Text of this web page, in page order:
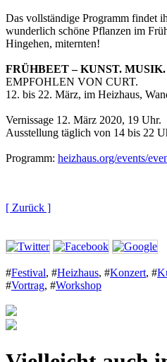
Das vollständige Programm findet
wunderlich schöne Pflanzen im
Hingehen, miternten!
FRÜHBEET – KUNST. MUSIK.
EMPFOHLEN VON CURT.
12. bis 22. März, im Heizhaus,
Vernissage 12. März 2020, 19 Uhr.
Ausstellung täglich von 14 bis 22
Programm: heizhaus.org/events/
[ Zurück ]
#Festival, #Heizhaus, #Konzert, #
#Vortrag, #Workshop